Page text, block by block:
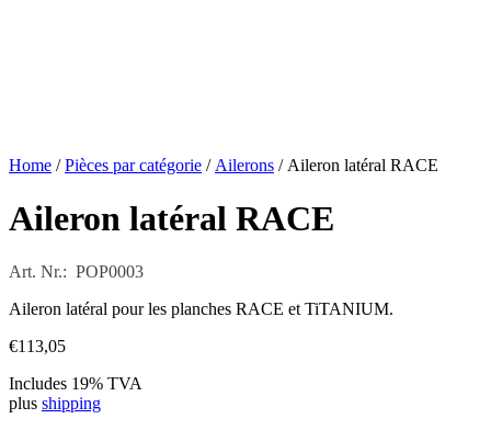
Home /Pièces par catégorie / Ailerons / Aileron latéral RACE
Aileron latéral RACE
Art. Nr.: POP0003
Aileron latéral pour les planches RACE et TiTANIUM.
€113,05
Includes 19% TVA
plus shipping